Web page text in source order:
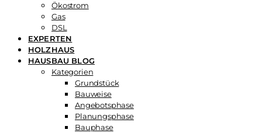
Ökostrom
Gas
DSL
EXPERTEN
HOLZHAUS
HAUSBAU BLOG
Kategorien
Grundstück
Bauweise
Angebotsphase
Planungsphase
Bauphase